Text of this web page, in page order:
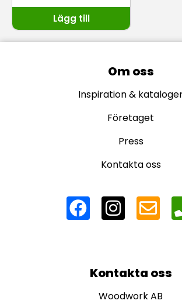
Lägg till
Om oss
Inspiration &
Företaget
Press
Kontakta oss
Kontakta oss
Woodwork AB